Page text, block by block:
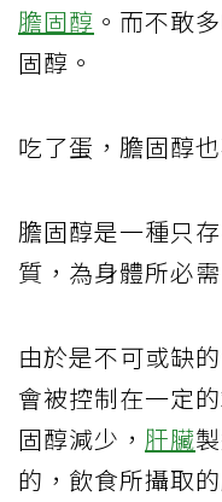
膽固醇 。而不敢
固醇。
吃了蛋，膽固醇
膽固醇是一種只
質，為身體所必
由於是不可或缺
會被控制在一定
固醇減少， 肝臟
的，飲食所攝取